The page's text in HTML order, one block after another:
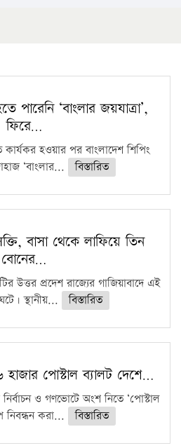
জনের প্রাণহানি
পরীক্ষা
ব্যবসা প্রতিষ্ঠান
পারেনি ‘বাংলার জয়যাত্রা’,
ফিরে…
কার্যকর হওয়ার পর বাংলাদেশ শিপিং
‘বাংলার...
বিস্তারিত
বাসা থেকে লাফিয়ে তিন
বোনের…
উত্তর প্রদেশ রাজ্যের গাজিয়াবাদে এই
স্থানীয়...
বিস্তারিত
পোস্টাল ব্যালট দেশে…
ও গণভোটে অংশ নিতে ‘পোস্টাল
নিবন্ধন করা...
বিস্তারিত